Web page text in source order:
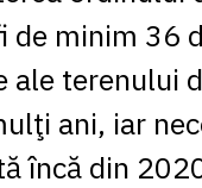
de minim 36
terenului
ani, iar
încă din